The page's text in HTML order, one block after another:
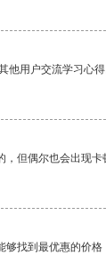
他用户交流学习心得
但偶尔也会出现卡
找到最优惠的价格